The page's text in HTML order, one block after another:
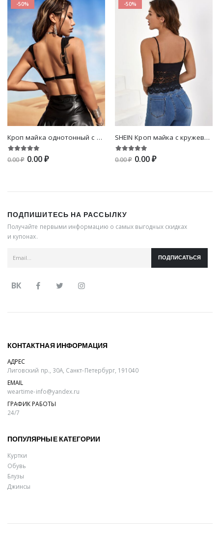
-50%
Кроп майка однотонный с открытой спиной с асимметричным подолом
0.00 ₽ 0.00 ₽
-50%
SHEIN Кроп майка с кружевной отделкой
0.00 ₽ 0.00 ₽
ПОДПИШИТЕСЬ НА РАССЫЛКУ
Получайте первыми информацию о самых выгодных скидках
и купонах.
ПОДПИСАТЬСЯ
ВК
КОНТАКТНАЯ ИНФОРМАЦИЯ
АДРЕС
Лиговский пр., 30А, Санкт-Петербург, 191040
EMAIL
weartime-info@yandex.ru
ГРАФИК РАБОТЫ
24/7
ПОПУЛЯРНЫЕ КАТЕГОРИИ
Куртки
Обувь
Блузы
Джинсы